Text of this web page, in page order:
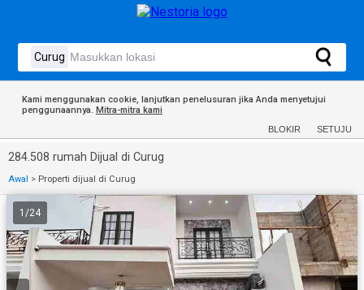
Kami menggunakan cookie, lanjutkan penelusuran jika Anda menyetujui
penggunaannya. Mitra-mitra kami
BLOKIR SETUJU
284.508 rumah Dijual di Curug
Awal > Properti dijual di Curug
1 /24